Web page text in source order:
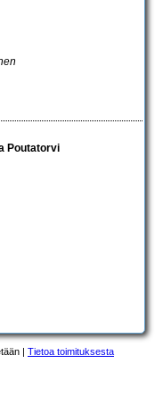
Poutatorvi
| Tietoa toimituksesta